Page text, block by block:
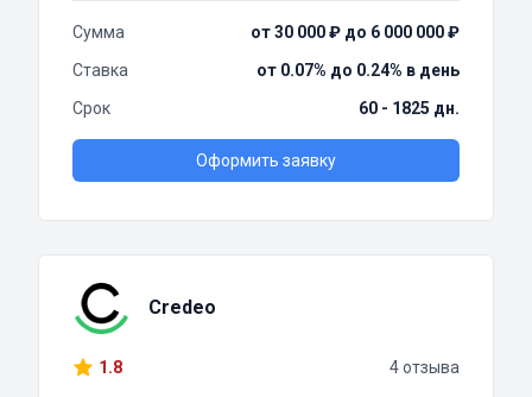
Сумма
от 30 000 ₽ до 6 000 000 ₽
Ставка
от 0.07% до 0.24% в день
Срок
60 - 1825 дн.
Оформить заявку
Credeo
1.8 4 отзыва